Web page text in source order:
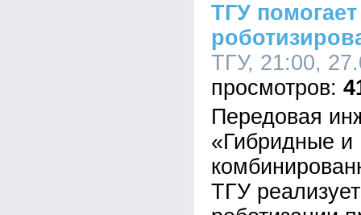
ТГУ помогает
ТГУ, 21:00,
Передовая
«Гибридные и
ТГУ